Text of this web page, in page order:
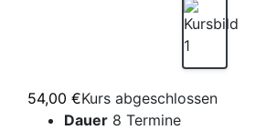
54,00 €Kurs abgeschlossen
Dauer 8 Termine